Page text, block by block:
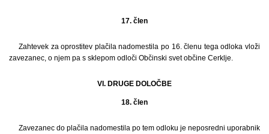
17. člen
Zahtevek za oprostitev plačila nadomestila po 16. členu tega odloka vloži
zavezanec, o njem pa s sklepom odloči Občinski svet občine Cerklje.
VI. DRUGE DOLOČBE
18. člen
Zavezanec do plačila nadomestila po tem odloku je neposredni uporabnik